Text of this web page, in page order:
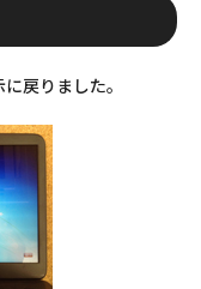
戻りました。